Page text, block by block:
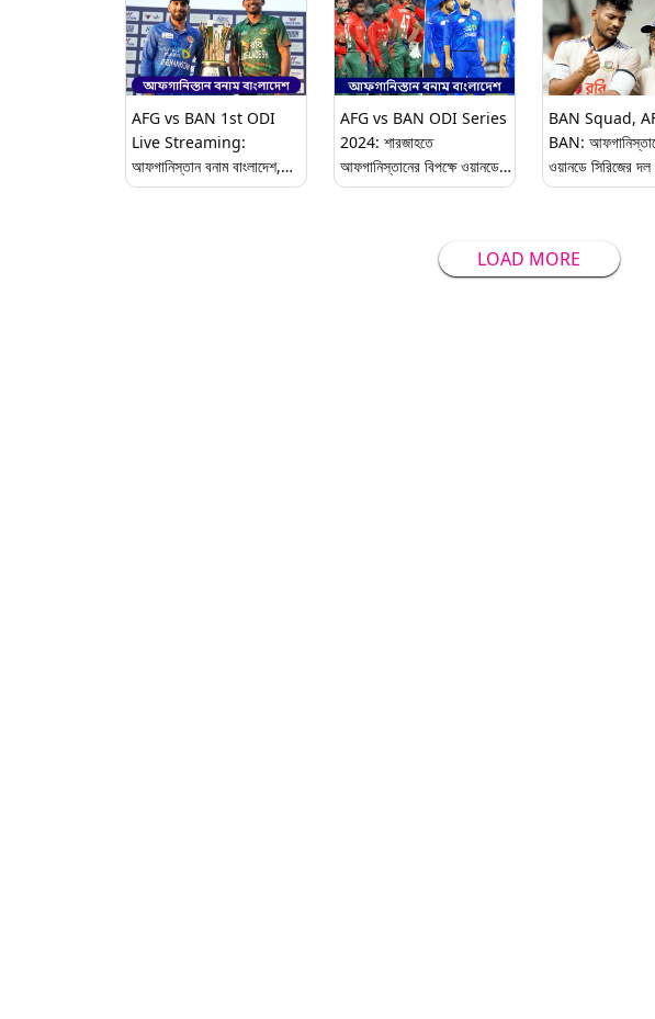
AFG vs BAN 1st ODI
Live Streaming:
আফগানিস্তান বনাম বাংলাদেশ,
প্রথম ওয়ানডে, সরাসরি দেখুন
AFG vs BAN ODI Series
2024: শারজাহতে
আফগানিস্তানের বিপক্ষে ওয়ানডে
সিরিজ বাংলাদেশের, একনজরে সূচি,
BAN Squad,
BAN:
ওয়ানডে সিরিজের দল
বাংলাদেশের;
LOAD MORE